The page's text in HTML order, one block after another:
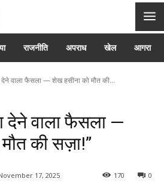
राजनीति अपराध खेल आगरा
देने वाला फैसला — शेख हसीना को मौत की...
देने वाला फैसला —
की सज़ा!”
17, 2025 0
170